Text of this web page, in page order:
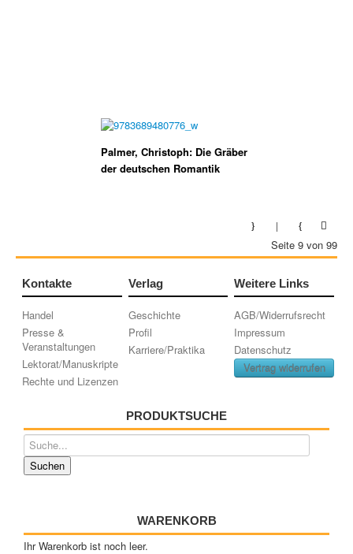
Palmer, Christoph: Die Gräber
der deutschen Romantik
Seite 9 von 99
Kontakte
Handel
Presse &
Veranstaltungen
Lektorat/Manuskripte
Rechte und Lizenzen
Verlag
Geschichte
Profil
Karriere/Praktika
Weitere Links
AGB/Widerrufsrecht
Impressum
Datenschutz
Vertrag widerrufen
PRODUKTSUCHE
WARENKORB
Ihr Warenkorb ist noch leer.